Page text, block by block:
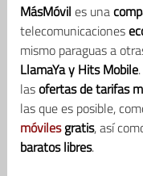
MásMóvil es una
telecomunicaciones
mismo paraguas a
LlamaYa y Hits Mobile
lasofertas de tarifas
las que es posible,
móvilesgratis, así
baratos libres.